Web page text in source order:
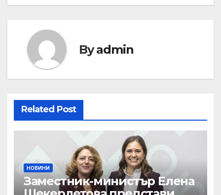
Byadmin
Related Post
НОВИНИ
Заместник-министър Елена